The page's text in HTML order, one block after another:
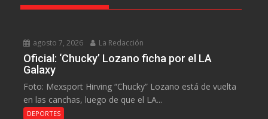
agosto 7, 2026 La Redacción
Oficial: ‘Chucky’ Lozano ficha por el LA
Galaxy
Foto: Mexsport Hirving “Chucky” Lozano está de vuelta
en las canchas, luego de que el LA...
DEPORTES